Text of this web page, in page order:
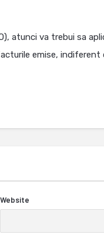
atunci va trebui sa
emise, indiferent
Website